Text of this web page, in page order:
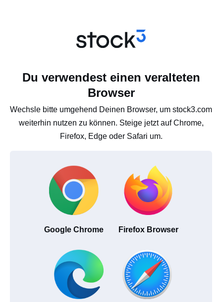
Du verwendest einen veralteten
Browser
Wechsle bitte umgehend Deinen Browser, um stock3.com
weiterhin nutzen zu können. Steige jetzt auf Chrome,
Firefox, Edge oder Safari um.
Google Chrome Firefox Browser